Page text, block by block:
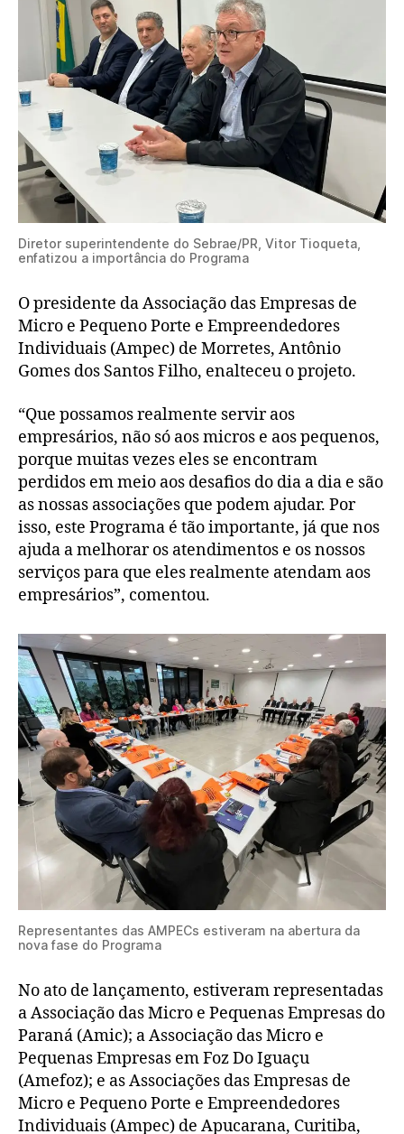
Diretor superintendente do Sebrae/PR, Vitor Tioqueta,
enfatizou a importância do Programa
O presidente da Associação das Empresas de
Micro e Pequeno Porte e Empreendedores
Individuais (Ampec) de Morretes, Antônio
Gomes dos Santos Filho, enalteceu o projeto.
“Que possamos realmente servir aos
empresários, não só aos micros e aos pequenos,
porque muitas vezes eles se encontram
perdidos em meio aos desafios do dia a dia e são
as nossas associações que podem ajudar. Por
isso, este Programa é tão importante, já que nos
ajuda a melhorar os atendimentos e os nossos
serviços para que eles realmente atendam aos
empresários”, comentou.
Representantes das AMPECs estiveram na abertura da
nova fase do Programa
No ato de lançamento, estiveram representadas
a Associação das Micro e Pequenas Empresas do
Paraná (Amic); a Associação das Micro e
Pequenas Empresas em Foz Do Iguaçu
(Amefoz); e as Associações das Empresas de
Micro e Pequeno Porte e Empreendedores
Individuais (Ampec) de Apucarana, Curitiba,